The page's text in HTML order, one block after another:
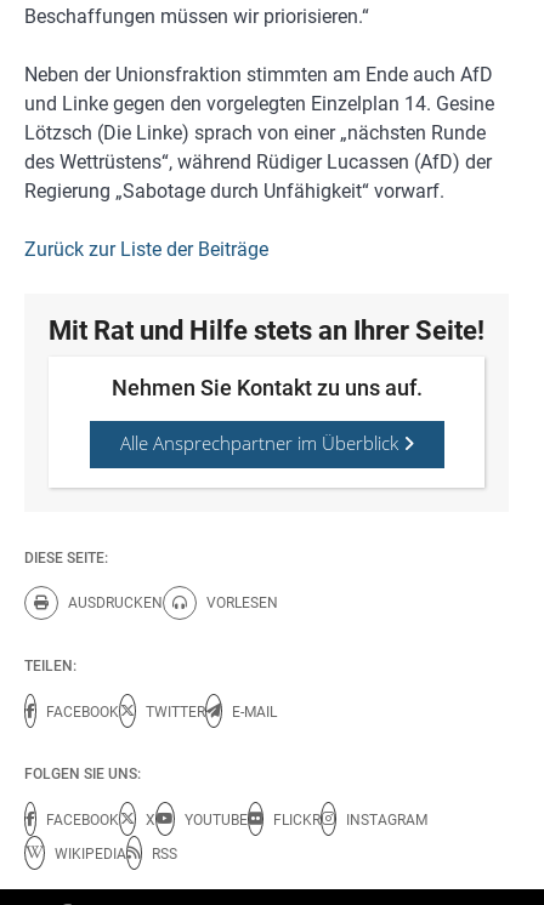
Beschaffungen müssen wir priorisieren.“
Neben der Unionsfraktion stimmten am Ende auch AfD
und Linke gegen den vorgelegten Einzelplan 14. Gesine
Lötzsch (Die Linke) sprach von einer „nächsten Runde
des Wettrüstens“, während Rüdiger Lucassen (AfD) der
Regierung „Sabotage durch Unfähigkeit“ vorwarf.
Zurück zur Liste der Beiträge
Mit Rat und Hilfe stets an Ihrer Seite!
Nehmen Sie Kontakt zu uns auf.
Alle Ansprechpartner im Überblick
DIESE SEITE:
AUSDRUCKEN
Diese Seite drucken.
VORLESEN
Diese Seite vorlesen.
TEILEN:
FACEBOOK TWITTER E-MAIL
FOLGEN SIE UNS:
FACEBOOK X YOUTUBE FLICKR
INSTAGRAM
WIKIPEDIA
RSS